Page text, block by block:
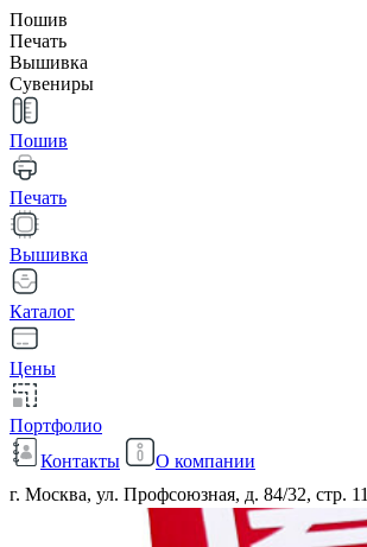
Пошив
Печать
Вышивка
Сувениры
Пошив
Печать
Вышивка
Каталог
Цены
Портфолио
Контакты
О компании
г. Москва, ул. Профсоюзная, д. 84/32, стр. 11